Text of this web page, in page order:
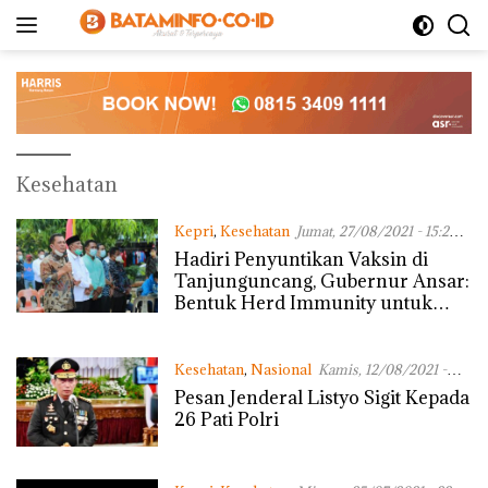
Kesehatan
Kepri, Kesehatan Jumat, 27/08/2021 - 15:20
WIB
Hadiri Penyuntikan Vaksin di
Tanjunguncang, Gubernur Ansar:
Bentuk Herd Immunity untuk
Kesehatan, Nasional Kamis, 12/08/2021 -
07:23 WIB
Pesan Jenderal Listyo Sigit Kepada
26 Pati Polri